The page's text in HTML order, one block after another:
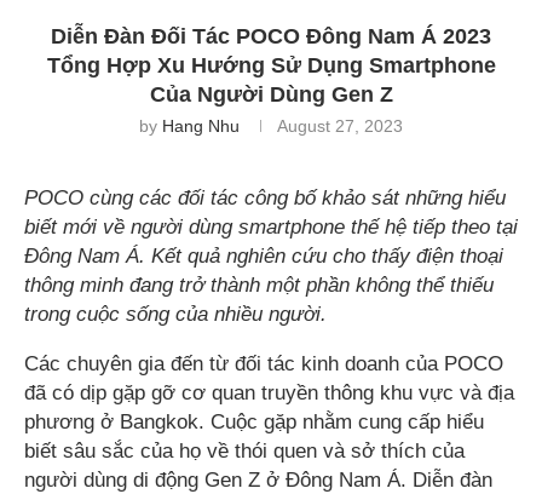
Diễn Đàn Đối Tác POCO Đông Nam Á 2023
Tổng Hợp Xu Hướng Sử Dụng Smartphone
Của Người Dùng Gen Z
by Hang Nhu August 27, 2023
POCO cùng các đối tác công bố khảo sát những hiểu
biết mới về người dùng smartphone thế hệ tiếp theo tại
Đông Nam Á. Kết quả nghiên cứu cho thấy điện thoại
thông minh đang trở thành một phần không thể thiếu
trong cuộc sống của nhiều người.
Các chuyên gia đến từ đối tác kinh doanh của POCO
đã có dịp gặp gỡ cơ quan truyền thông khu vực và địa
phương ở Bangkok. Cuộc gặp nhằm cung cấp hiểu
biết sâu sắc của họ về thói quen và sở thích của
người dùng di động Gen Z ở Đông Nam Á. Diễn đàn